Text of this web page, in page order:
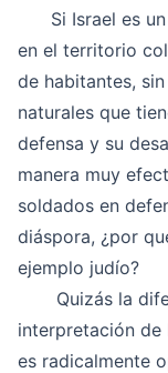
Si Israel es un
en el territorio
de habitantes,
naturales que
defensa y su
manera muy
soldados en
diáspora, ¿por
ejemplo judío?
Quizás la
interpretación
es radicalmente